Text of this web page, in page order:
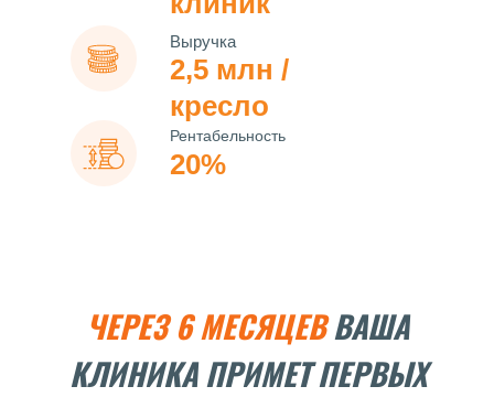
Выручка
2,5 млн /
кресло
Рентабельность
20%
ЧЕРЕЗ 6 МЕСЯЦЕВВАША
КЛИНИКА ПРИМЕТ ПЕРВЫХ